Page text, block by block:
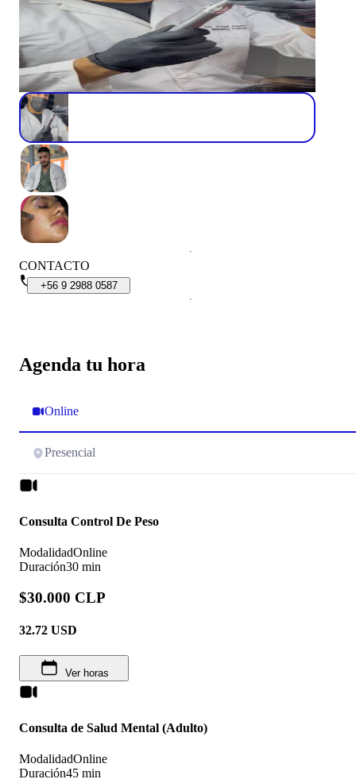
Agenda tu hora
Online
Presencial
Consulta Control De Peso
ModalidadOnline
Duración30 min
$30.000 CLP
32.72 USD
Ver horas
Consulta de Salud Mental (Adulto)
ModalidadOnline
Duración45 min
CONTACTO
+56 9 2988 0587